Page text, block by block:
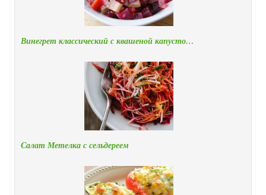
Винегрет классический с квашеной капусто…
Салат Метелка с сельдереем